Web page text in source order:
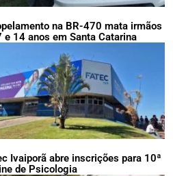
na BR-470 mata irmãos
e 14 anos em Santa Catarina
Ivaiporã abre inscrições para 10ª
de Psicologia